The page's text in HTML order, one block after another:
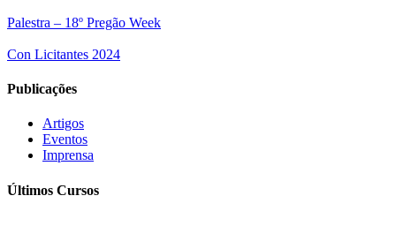
Palestra – 18º Pregão Week
Con Licitantes 2024
Publicações
Artigos
Eventos
Imprensa
Últimos Cursos